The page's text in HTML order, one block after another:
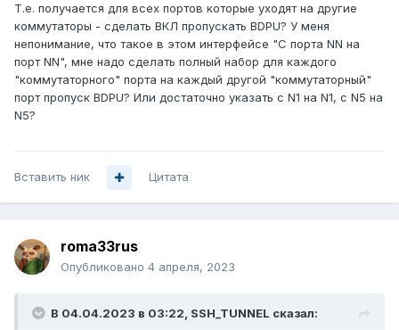
Т.е. получается для всех портов которые уходят на другие
коммутаторы - сделать ВКЛ пропускать BDPU? У меня
непонимание, что такое в этом интерфейсе "С порта NN на
порт NN", мне надо сделать полный набор для каждого
"коммутаторного" порта на каждый другой "коммутаторный"
порт пропуск BDPU? Или достаточно указать с N1 на N1, с N5 на
N5?
Вставить ник Цитата
roma33rus
Опубликовано 4 апреля, 2023
В 04.04.2023 в 03:22, SSH_TUNNEL сказал: